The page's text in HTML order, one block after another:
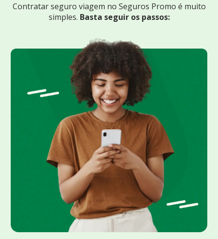
Contratar seguro viagem no Seguros Promo é muito
simples. Basta seguir os passos: